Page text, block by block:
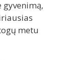
metu